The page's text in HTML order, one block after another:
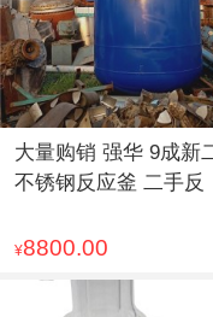
大量购销 强华 9成新二手
不锈钢反应釜 二手反
¥8800.00